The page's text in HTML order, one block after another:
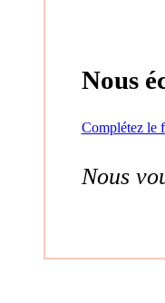
Nous
Complétez le
Nous